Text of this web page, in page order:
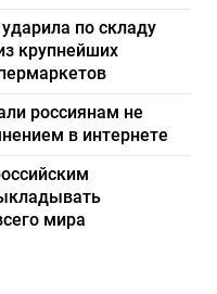
по складу
крупнейших
россиянам не
в интернете
мира